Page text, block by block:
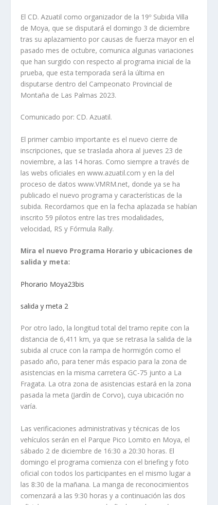
El CD. Azuatil como organizador de la 19º Subida Villa
de Moya, que se disputará el domingo 3 de diciembre
tras su aplazamiento por causas de fuerza mayor en el
pasado mes de octubre, comunica algunas variaciones
que han surgido con respecto al programa inicial de la
prueba, que esta temporada será la última en
disputarse dentro del Campeonato Provincial de
Montaña de Las Palmas 2023.
Comunicado por: CD. Azuatil.
El primer cambio importante es el nuevo cierre de
inscripciones, que se traslada ahora al jueves 23 de
noviembre, a las 14 horas. Como siempre a través de
las webs oficiales en www.azuatil.com y en la del
proceso de datos www.VMRM.net, donde ya se ha
publicado el nuevo programa y características de la
subida. Recordamos que en la fecha aplazada se habían
inscrito 59 pilotos entre las tres modalidades,
velocidad, RS y Fórmula Rally.
Mira el nuevo Programa Horario y ubicaciones de
salida y meta:
Phorario Moya23bis
salida y meta 2
Por otro lado, la longitud total del tramo repite con la
distancia de 6,411 km, ya que se retrasa la salida de la
subida al cruce con la rampa de hormigón como el
pasado año, para tener más espacio para la zona de
asistencias en la misma carretera GC-75 junto a La
Fragata. La otra zona de asistencias estará en la zona
pasada la meta (Jardín de Corvo), cuya ubicación no
varía.
Las verificaciones administrativas y técnicas de los
vehículos serán en el Parque Pico Lomito en Moya, el
sábado 2 de diciembre de 16:30 a 20:30 horas. El
domingo el programa comienza con el briefing y foto
oficial con todos los participantes en el mismo lugar a
las 8:30 de la mañana. La manga de reconocimientos
comenzará a las 9:30 horas y a continuación las dos